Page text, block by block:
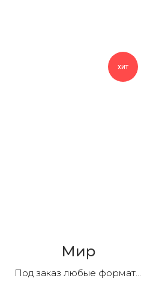
хит
Мир
Под заказ любые форматы